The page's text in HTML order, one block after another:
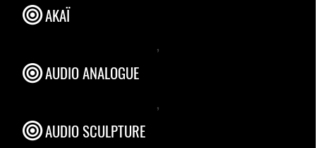
AKAÏ
,
AUDIO ANALOGUE
,
AUDIO SCULPTURE